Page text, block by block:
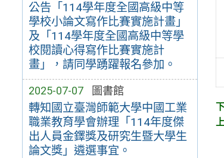
公告「114學年度全國高級中等
學校小論文寫作比賽實施計畫」
及「114學年度全國高級中等學
校閱讀心得寫作比賽實施計
畫」，請同學踴躍報名參加。
2025-07-07 圖書館
轉知國立臺灣師範大學中國工業
職業教育學會辦理「114年度傑
出人員金鐸獎及研究生暨大學生
論文獎」遴選事宜。